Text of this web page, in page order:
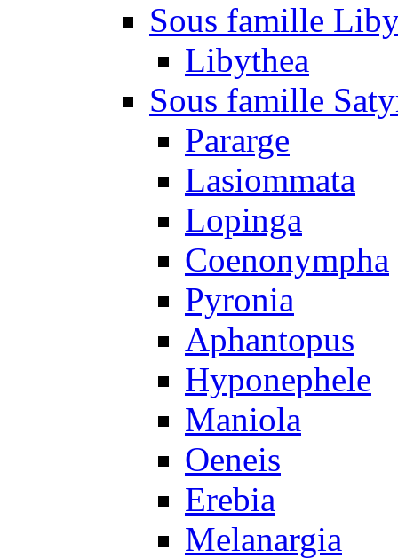
Sous famille
Libythea
Sous famille
Pararge
Lasiommata
Lopinga
Coenonympha
Pyronia
Aphantopus
Hyponephele
Maniola
Oeneis
Erebia
Melanargia